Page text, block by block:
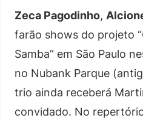
Zeca Pagodinho,
farão shows do projeto
Samba” em São Paulo
no Nubank Parque
trio ainda receberá
convidado. No